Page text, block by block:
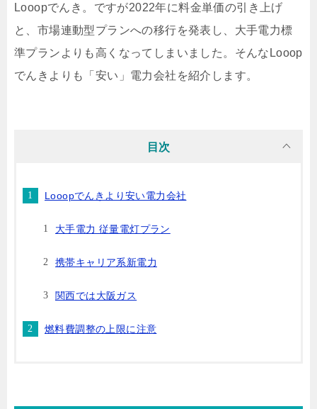
Looopでんき。ですが2022年に料金単価の引き上げ
と、市場連動型プランへの移行を発表し、大手電力標
準プランよりも高くなってしまいました。そんなLooop
でんきよりも「安い」電力会社を紹介します。
目次
Looopでんきより安い電力会社
大手電力 従量電灯プラン
携帯キャリア系新電力
関西では大阪ガス
燃料費調整の上限に注意